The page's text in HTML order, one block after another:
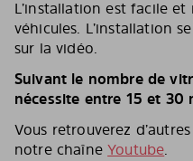
L’installation est facile
véhicules. L’installation
sur la vidéo.
Suivant le nombre de
nécessite entre 15 et 30
Vous retrouverez
notre chaîneYoutube.